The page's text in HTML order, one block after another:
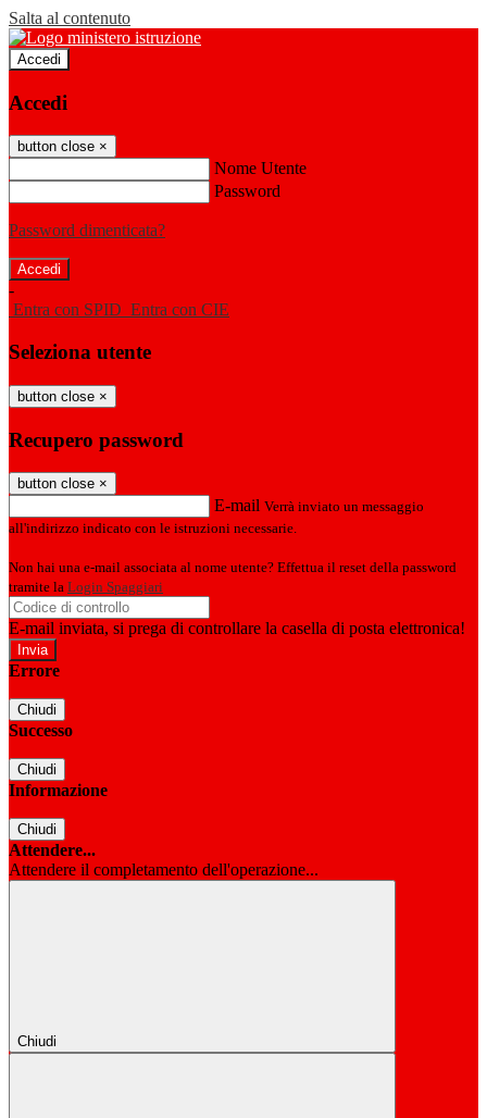
Salta al contenuto
Accedi
Accedi
button close ×
Nome Utente
Password
Password dimenticata?
-
Entra con SPID Entra con CIE
Seleziona utente
button close ×
Recupero password
button close ×
E-mail Verrà inviato un messaggio
all'indirizzo indicato con le istruzioni necessarie.
Non hai una e-mail associata al nome utente? Effettua il reset della password
tramite la Login Spaggiari
E-mail inviata, si prega di controllare la casella di posta elettronica!
Errore
Chiudi
Successo
Chiudi
Informazione
Chiudi
Attendere...
Attendere il completamento dell'operazione...
Chiudi